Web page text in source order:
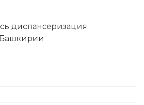
диспансеризация